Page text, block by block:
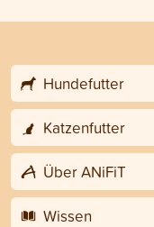
Hundefutter
Katzenfutter
Über ANiFiT
Wissen